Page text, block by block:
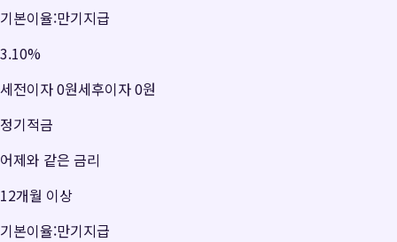
기본이율:만기지급
3.10%
세전이자0원세후이자0원
정기적금
어제와 같은 금리
12개월 이상
기본이율:만기지급